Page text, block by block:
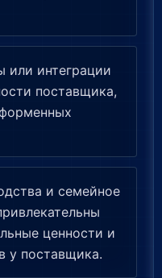
или интеграции
поставщика,
и семейное
ценности и
у поставщика.